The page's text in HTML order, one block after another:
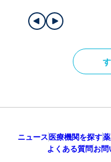
ニュース医療機関を探す
よくある質問お